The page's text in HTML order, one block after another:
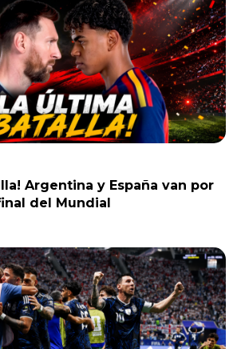
Argentina y España van por
del Mundial